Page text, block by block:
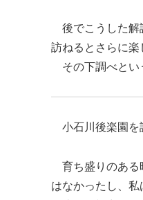
後でこうした解
訪ねるとさらに楽
その下調べと
小石川後楽園を
育ち盛りのある
はなかったし、私